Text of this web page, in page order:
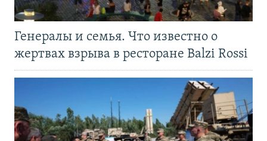
Генералы и семья. Что известно о
жертвах взрыва в ресторане Balzi Rossi